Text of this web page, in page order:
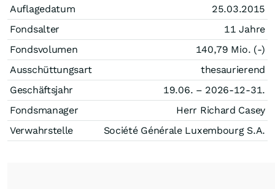
Auflagedatum
25.03.2015
Fondsalter
11 Jahre
Fondsvolumen
140,79 Mio. (-)
Ausschüttungsart
thesaurierend
Geschäftsjahr
19.06. – 2026-12-31.
Fondsmanager
Herr Richard Casey
Verwahrstelle
Société Générale Luxembourg S.A.